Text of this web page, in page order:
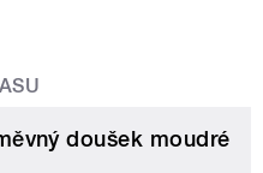
doušek moudré